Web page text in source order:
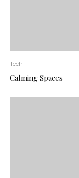
Tech
Calming Spaces